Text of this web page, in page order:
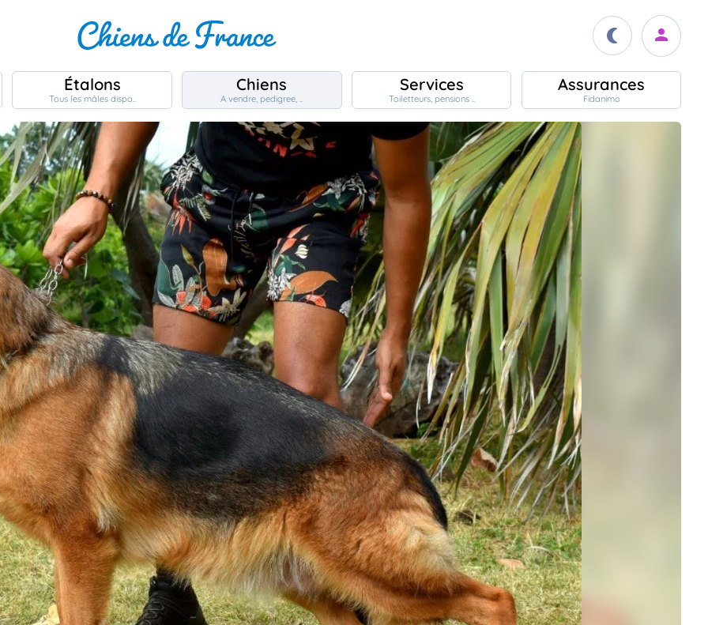
Étalons
Tous les mâles dispo..
Chiens
A vendre, pedigree, ..
Services
Toiletteurs, pensions ..
Assurances
Fidanimo